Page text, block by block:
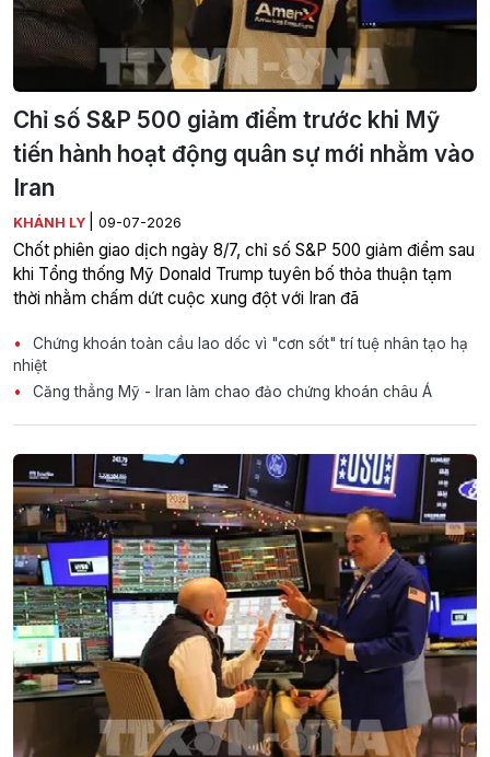
Chỉ số S&P 500 giảm điểm trước khi Mỹ
tiến hành hoạt động quân sự mới nhằm vào
Iran
KHÁNH LY 09-07-2026
Chốt phiên giao dịch ngày 8/7, chỉ số S&P 500 giảm điểm sau
khi Tổng thống Mỹ Donald Trump tuyên bố thỏa thuận tạm
thời nhằm chấm dứt cuộc xung đột với Iran đã
Chứng khoán toàn cầu lao dốc vì "cơn sốt" trí tuệ nhân tạo hạ
nhiệt
Căng thẳng Mỹ - Iran làm chao đảo chứng khoán châu Á